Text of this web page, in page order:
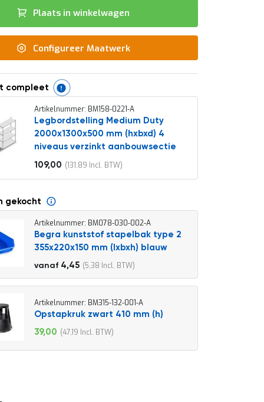
Plaats in winkelwagen
Configureer Maatwerk
compleet
Artikelnummer: BM158-0221-A
Legbordstelling Medium Duty
2000x1300x500 mm (hxbxd) 4
niveaus verzinkt aanbouwsectie
Vanaf
109,00 131,89
gekocht
Artikelnummer: BM078-030-002-A
Begra kunststof stapelbak type 2
355x220x150 mm (lxbxh) blauw
vanaf 4,45 5,38
4,95
5,99
Artikelnummer: BM315-132-001-A
Opstapkruk zwart 410 mm (h)
Speciale
39,00 47,19